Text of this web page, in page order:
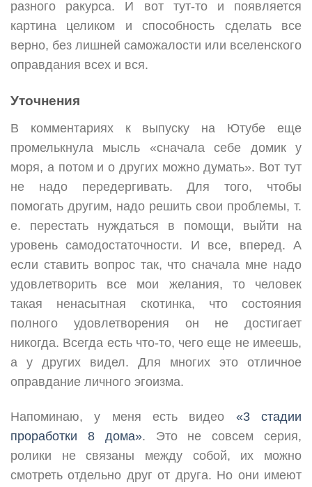
разного ракурса. И вот тут-то и появляется
картина целиком и способность сделать все
верно, без лишней саможалости или вселенского
оправдания всех и вся.
Уточнения
В комментариях к выпуску на Ютубе еще
промелькнула мысль «сначала себе домик у
моря, а потом и о других можно думать». Вот тут
не надо передергивать. Для того, чтобы
помогать другим, надо решить свои проблемы, т.
е. перестать нуждаться в помощи, выйти на
уровень самодостаточности. И все, вперед. А
если ставить вопрос так, что сначала мне надо
удовлетворить все мои желания, то человек
такая ненасытная скотинка, что состояния
полного удовлетворения он не достигает
никогда. Всегда есть что-то, чего еще не имеешь,
а у других видел. Для многих это отличное
оправдание личного эгоизма.
Напоминаю, у меня есть видео «3 стадии
проработки 8 дома». Это не совсем серия,
ролики не связаны между собой, их можно
смотреть отдельно друг от друга. Но они имеют